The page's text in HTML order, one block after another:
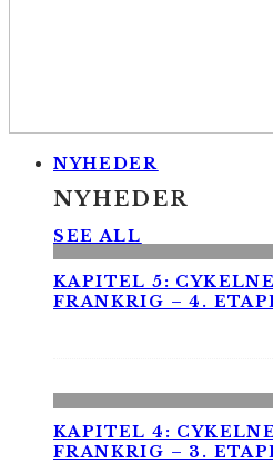
NYHEDER
NYHEDER
SEE ALL
KAPITEL 5:
FRANKRIG – 4.
KAPITEL 4:
FRANKRIG – 3.